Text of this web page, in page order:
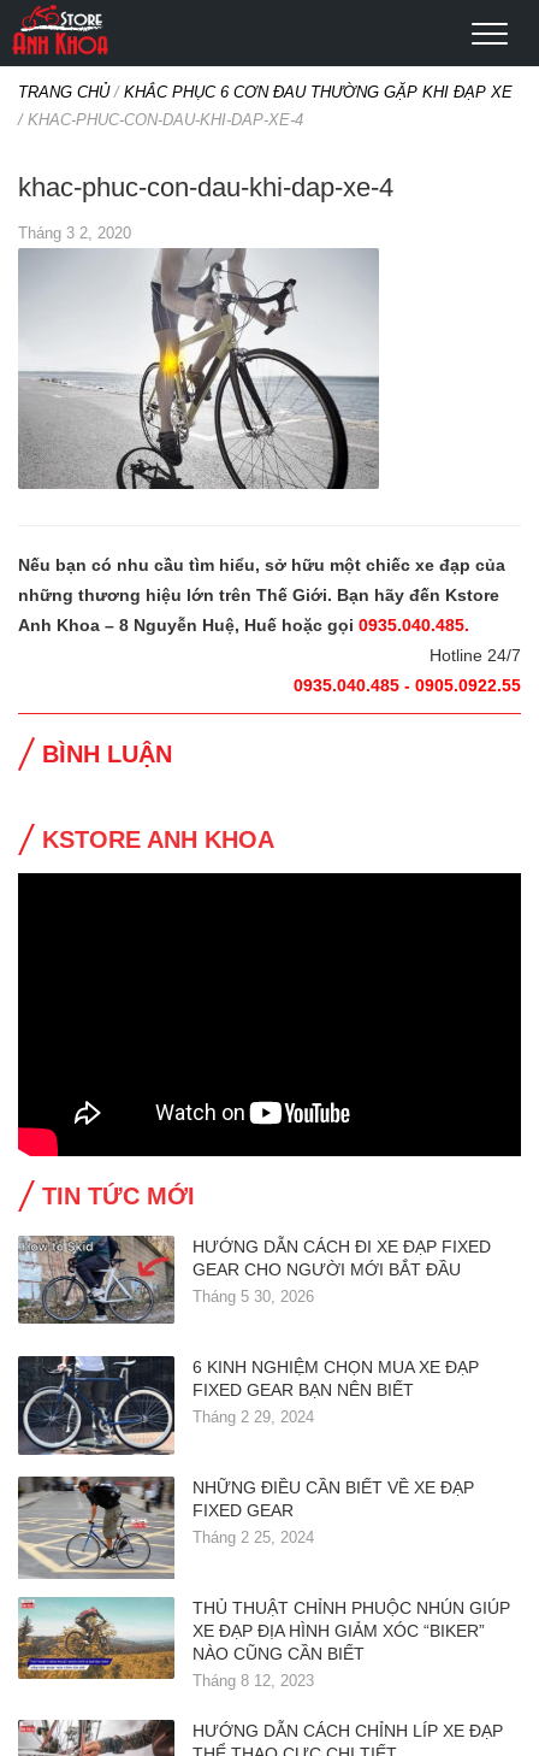
TRANG CHỦ/ KHẮC PHỤC 6 CƠN ĐAU THƯỜNG GẶP KHI ĐẠP XE
/ KHAC-PHUC-CON-DAU-KHI-DAP-XE-4
khac-phuc-con-dau-khi-dap-xe-4
Tháng 3 2, 2020
Nếu bạn có nhu cầu tìm hiểu, sở hữu một chiếc xe đạp của
những thương hiệu lớn trên Thế Giới. Bạn hãy đến Kstore
Anh Khoa – 8 Nguyễn Huệ, Huế hoặc gọi 0935.040.485.
Hotline 24/7
0935.040.485 - 0905.0922.55
BÌNH LUẬN
KSTORE ANH KHOA
TIN TỨC MỚI
HƯỚNG DẪN CÁCH ĐI XE ĐẠP FIXED
GEAR CHO NGƯỜI MỚI BẮT ĐẦU
Tháng 5 30, 2026
6 KINH NGHIỆM CHỌN MUA XE ĐẠP
FIXED GEAR BẠN NÊN BIẾT
Tháng 2 29, 2024
NHỮNG ĐIỀU CẦN BIẾT VỀ XE ĐẠP
FIXED GEAR
Tháng 2 25, 2024
THỦ THUẬT CHỈNH PHUỘC NHÚN GIÚP
XE ĐẠP ĐỊA HÌNH GIẢM XÓC “BIKER”
NÀO CŨNG CẦN BIẾT
Tháng 8 12, 2023
HƯỚNG DẪN CÁCH CHỈNH LÍP XE ĐẠP